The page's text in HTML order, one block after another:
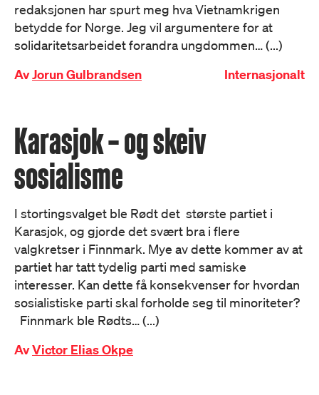
redaksjonen har spurt meg hva Vietnamkrigen
betydde for Norge. Jeg vil argumentere for at
solidaritetsarbeidet forandra ungdommen… (...)
AvJorun Gulbrandsen Internasjonalt
Karasjok – og skeiv
sosialisme
I stortingsvalget ble Rødt det største partiet i
Karasjok, og gjorde det svært bra i flere
valgkretser i Finnmark. Mye av dette kommer av at
partiet har tatt tydelig parti med samiske
interesser. Kan dette få konsekvenser for hvordan
sosialistiske parti skal forholde seg til minoriteter?
Finnmark ble Rødts… (...)
AvVictor Elias Okpe